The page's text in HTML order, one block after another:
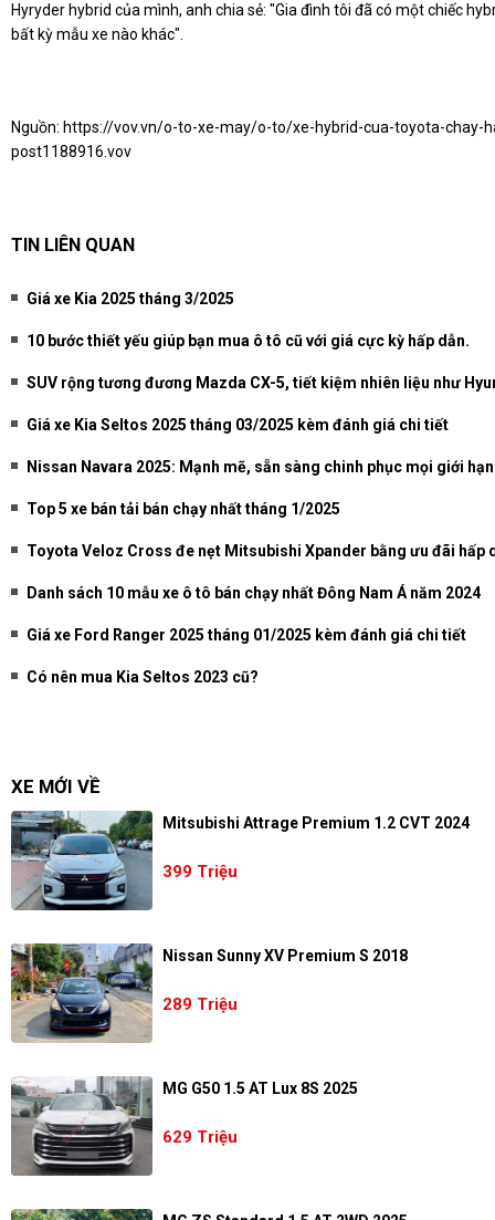
Hyryder hybrid của mình, anh chia sẻ: "Gia đình tôi đã có một chiếc
bất kỳ mẫu xe nào khác".
Nguồn: https://vov.vn/o-to-xe-may/o-to/xe-hybrid-cua-toyota-chay-
post1188916.vov
TIN LIÊN QUAN
Giá xe Kia 2025 tháng 3/2025
10 bước thiết yếu giúp bạn mua ô tô cũ với giá cực kỳ hấp dẫn.
SUV rộng tương đương Mazda CX-5, tiết kiệm nhiên liệu như
Giá xe Kia Seltos 2025 tháng 03/2025 kèm đánh giá chi tiết
Nissan Navara 2025: Mạnh mẽ, sẵn sàng chinh phục mọi giới
Top 5 xe bán tải bán chạy nhất tháng 1/2025
Toyota Veloz Cross đe nẹt Mitsubishi Xpander bằng ưu đãi hấp
Danh sách 10 mẫu xe ô tô bán chạy nhất Đông Nam Á năm 2024
Giá xe Ford Ranger 2025 tháng 01/2025 kèm đánh giá chi tiết
Có nên mua Kia Seltos 2023 cũ?
XE MỚI VỀ
Mitsubishi Attrage Premium 1.2 CVT 2024
399 Triệu
Nissan Sunny XV Premium S 2018
289 Triệu
MG G50 1.5 AT Lux 8S 2025
629 Triệu